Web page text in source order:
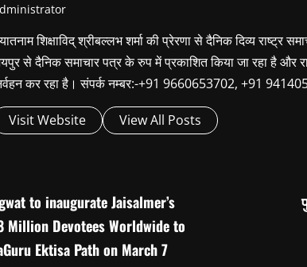
शिक्षाविद् श्रीबल्लभ शर्मा की प्रेरणा से दैनिक दिव्य राष्ट्र
से दैनिक समाचार पत्र के रुप में प्रकाशित किया जा रहा है और
कर रहा है। संपर्क नम्बर:-+91 9660653702, +91
Visit Website View All Posts
to inaugurate Jaisalmer’s
Million Devotees Worldwide to
Ektisa Path on March 7